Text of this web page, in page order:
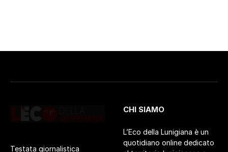
Testata giornalistica
CHI SIAMO
L’Eco della Lunigiana è un
quotidiano online dedicato